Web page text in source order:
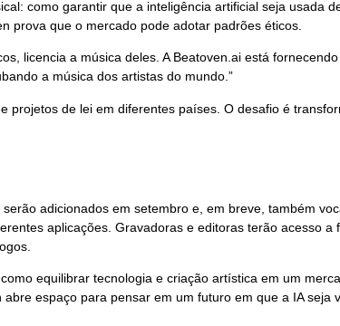
como garantir que a inteligência artificial seja usada
prova que o mercado pode adotar padrões éticos.
licencia a música deles. A Beatoven.ai está
a música dos artistas do mundo.”
projetos de lei em diferentes países. O desafio é
adicionados em setembro e, em breve, também
aplicações. Gravadoras e editoras terão acesso a
equilibrar tecnologia e criação artística em um
espaço para pensar em um futuro em que a IA seja